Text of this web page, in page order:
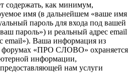
содержать, как минимум,
имя (в дальнейшем «ваше имя
пароль для входа под вашей
пароль») и реальный адрес email
email»). Ваша информация из
форумах «ПРО СЛОВО» охраняется
информации,
нам услуги